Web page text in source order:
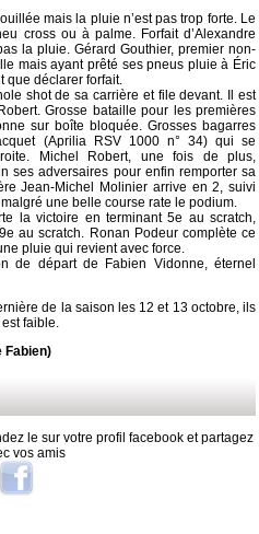
mais la pluie n’est pas trop forte. Le
cross ou à palme. Forfait d’Alexandre
la pluie. Gérard Gouthier, premier non-
mais ayant prêté ses pneus pluie à Éric
que déclarer forfait.
shot de sa carrière et file devant. Il est
Grosse bataille pour les premières
sur boîte bloquée. Grosses bagarres
(Aprilia RSV 1000 n° 34) qui se
Michel Robert, une fois de plus,
ses adversaires pour enfin remporter sa
Jean-Michel Molinier arrive en 2, suivi
une belle course rate le podium.
la victoire en terminant 5e au scratch,
au scratch. Ronan Podeur complète ce
pluie qui revient avec force.
de départ de Fabien Vidonne, éternel
de la saison les 12 et 13 octobre, ils
faible.
Fabien)
le sur votre profil facebook et partagez
vos amis